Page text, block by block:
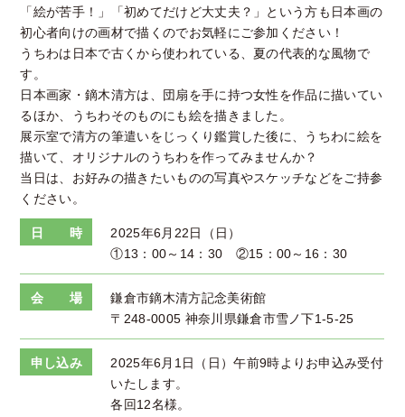
「絵が苦手！」「初めてだけど大丈夫？」という方も日本画の
初心者向けの画材で描くのでお気軽にご参加ください！
うちわは日本で古くから使われている、夏の代表的な風物で
す。
日本画家・鏑木清方は、団扇を手に持つ女性を作品に描いてい
るほか、うちわそのものにも絵を描きました。
展示室で清方の筆遣いをじっくり鑑賞した後に、うちわに絵を
描いて、オリジナルのうちわを作ってみませんか？
当日は、お好みの描きたいものの写真やスケッチなどをご持参
ください。
日 時
2025年6月22日（日）
①13：00～14：30 ②15：00～16：30
会 場
鎌倉市鏑木清方記念美術館
〒248-0005 神奈川県鎌倉市雪ノ下1-5-25
申し込み
2025年6月1日（日）午前9時よりお申込み受付
いたします。
各回12名様。